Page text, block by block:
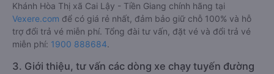
Khánh Hòa Thị xã Cai Lậy - Tiền Giang chính hãng tại
Vexere.com để có giá rẻ nhất, đảm bảo giữ chỗ 100% và hỗ
trợ đổi trả vé miễn phí. Tổng đài tư vấn, đặt vé và đổi trả vé
miễn phí: 1900 888684.
3. Giới thiệu, tư vấn các dòng xe chạy tuyến đường